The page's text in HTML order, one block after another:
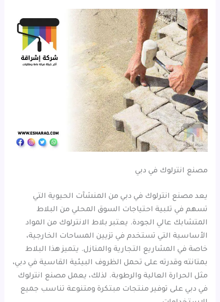
مصنع انترلوك في دبي
يعد مصنع انترلوك في دبي من المنشآت الحيوية التي
تسهم في تلبية احتياجات السوق المحلي من البلاط
المتشابك عالي الجودة. يعتبر بلاط الانترلوك من المواد
الأساسية التي تستخدم في تزيين المساحات الخارجية،
خاصة في المشاريع التجارية والمنازل. يتميز هذا البلاط
بمتانته وقدرته على تحمل الظروف البيئية القاسية في دبي،
مثل الحرارة العالية والرطوبة. لذلك، يعمل مصنع انترلوك
في دبي على توفير منتجات مبتكرة ومتنوعة تناسب جميع